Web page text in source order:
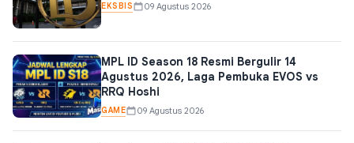
EKSBIS 09 Agustus 2026
MPL ID Season 18 Resmi Bergulir 14
Agustus 2026, Laga Pembuka EVOS vs
RRQ Hoshi
GAME 09 Agustus 2026